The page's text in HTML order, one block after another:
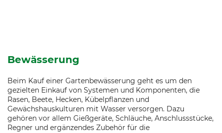
Bewässerung
Beim Kauf einer Gartenbewässerung geht es um den
gezielten Einkauf von Systemen und Komponenten, die
Rasen, Beete, Hecken, Kübelpflanzen und
Gewächshauskulturen mit Wasser versorgen. Dazu
gehören vor allem Gießgeräte, Schläuche, Anschlussstücke,
Regner und ergänzendes Zubehör für die